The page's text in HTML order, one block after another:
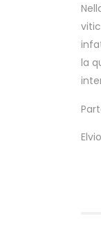
la